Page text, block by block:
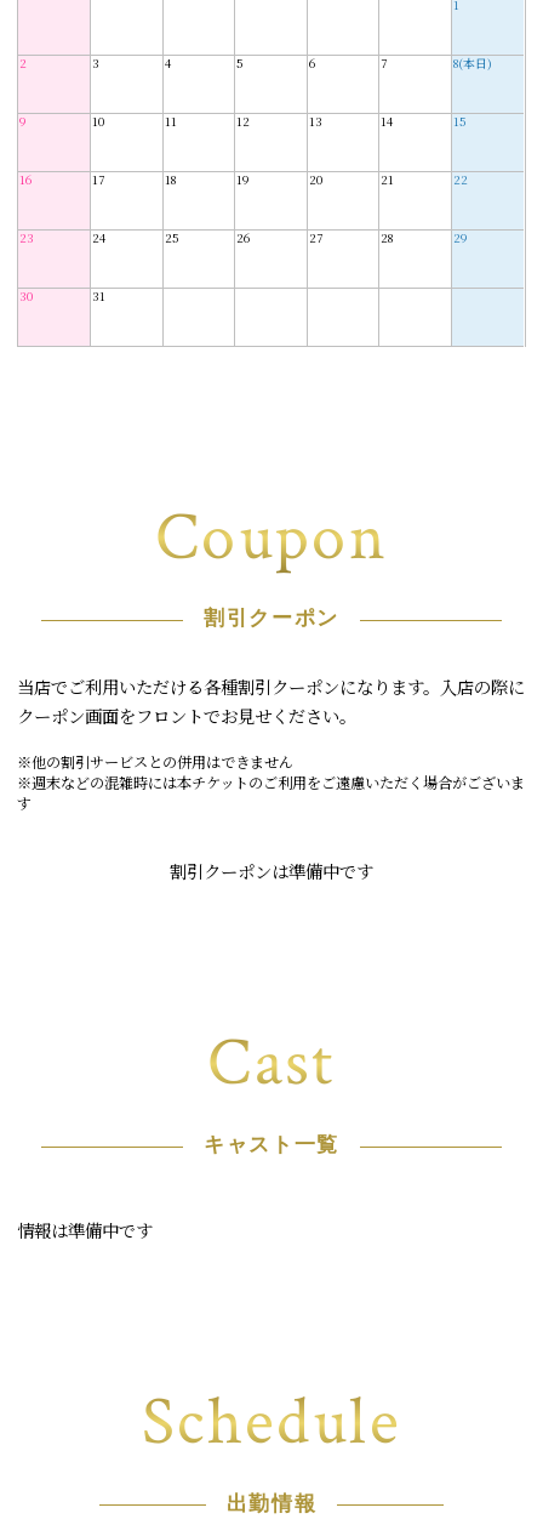
1
2 3 4 5 6 7 8(本日)
9 10 11 12 13 14 15
16 17 18 19 20 21 22
23 24 25 26 27 28 29
30 31
Coupon
割引クーポン
当店でご利用いただける各種割引クーポンになります。入店の際に
クーポン画面をフロントでお見せください。
※他の割引サービスとの併用はできません
※週末などの混雑時には本チケットのご利用をご遠慮いただく場合がございま
す
割引クーポンは準備中です
Cast
キャスト一覧
情報は準備中です
Schedule
出勤情報